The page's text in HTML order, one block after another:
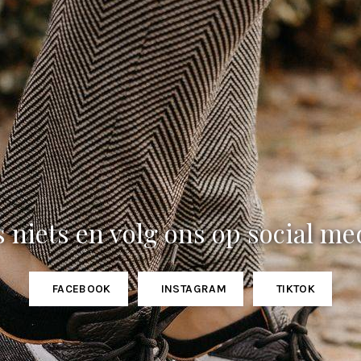
niets en volg ons op social
FACEBOOK INSTAGRAM TIKTOK